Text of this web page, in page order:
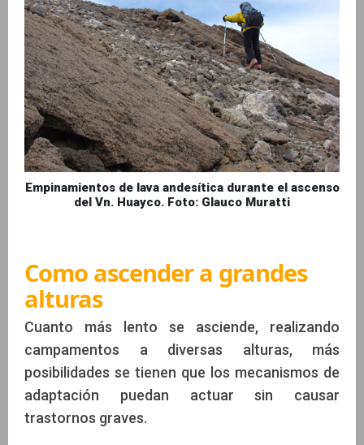
Empinamientos de lava andesítica durante el ascenso
del Vn. Huayco. Foto: Glauco Muratti
Como ascender a grandes
alturas
Cuanto más lento se asciende, realizando
campamentos a diversas alturas, más
posibilidades se tienen que los mecanismos de
adaptación puedan actuar sin causar
trastornos graves.